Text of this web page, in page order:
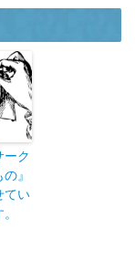
ーク
』
てい